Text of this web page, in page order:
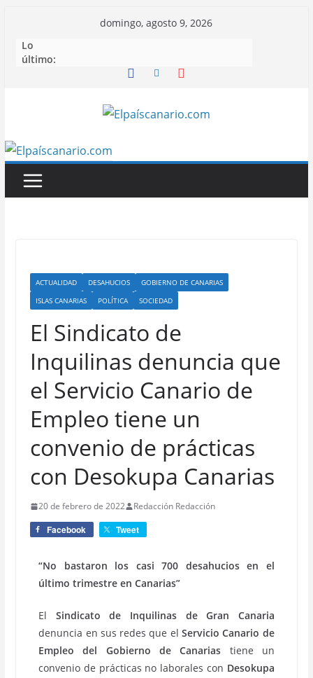
contenido
domingo, agosto 9, 2026
Lo
último:
ACTUALIDAD DESAHUCIOS
GOBIERNO DE CANARIAS
ISLAS CANARIAS
POLÍTICA SOCIEDAD
El Sindicato de
Inquilinas denuncia que
el Servicio Canario de
Empleo tiene un
convenio de prácticas
con Desokupa Canarias
20 de febrero de 2022 Redacción Redacción
Facebook Tweet
“No bastaron los casi 700 desahucios en el
último trimestre en Canarias”
El Sindicato de Inquilinas de Gran Canaria
denuncia en sus redes que elServicio Canario de
Empleo del Gobierno de Canarias tiene un
convenio de prácticas no laborales con Desokupa